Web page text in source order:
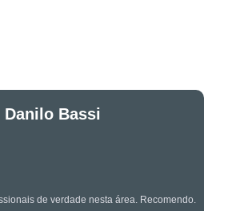
Serviços
Luciano Rueda
Oliveira
bons mesmo! Profissionais de primeira!